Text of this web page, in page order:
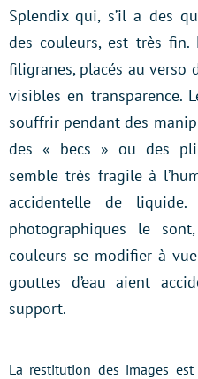
Splendix qui, s’il a des
des couleurs, est très
filigranes, placés au verso
visibles en transparence.
souffrir pendant des
des « becs » ou des
semble très fragile à
accidentelle de
photographiques le
couleurs se modifier à
gouttes d’eau aient
support.
La restitution des images est